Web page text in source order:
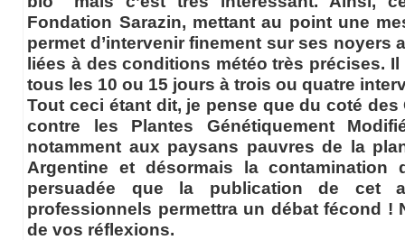
Fondation Sarazin, mettant au point une
permet d’intervenir finement sur ses noyers
liées à des conditions météo très précises.
tous les 10 ou 15 jours à trois ou quatre
Tout ceci étant dit, je pense que du coté
contre les Plantes Génétiquement
notamment aux paysans pauvres de la
Argentine et désormais la
persuadée que la publication de cet
professionnels permettra un débat fécond !
de vos réflexions.